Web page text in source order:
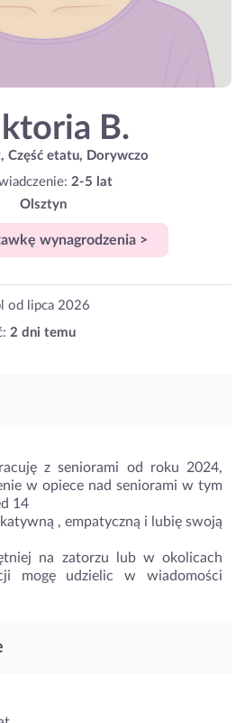
B.
Część etatu, Dorywczo
2-5 lat
Olsztyn
wynagrodzenia >
od
lipca 2026
2 dni temu
z seniorami od roku 2024,
w opiece nad seniorami w tym
14
, empatyczną i lubię swoją
na zatorzu lub w okolicach
mogę udzielic w wiadomości